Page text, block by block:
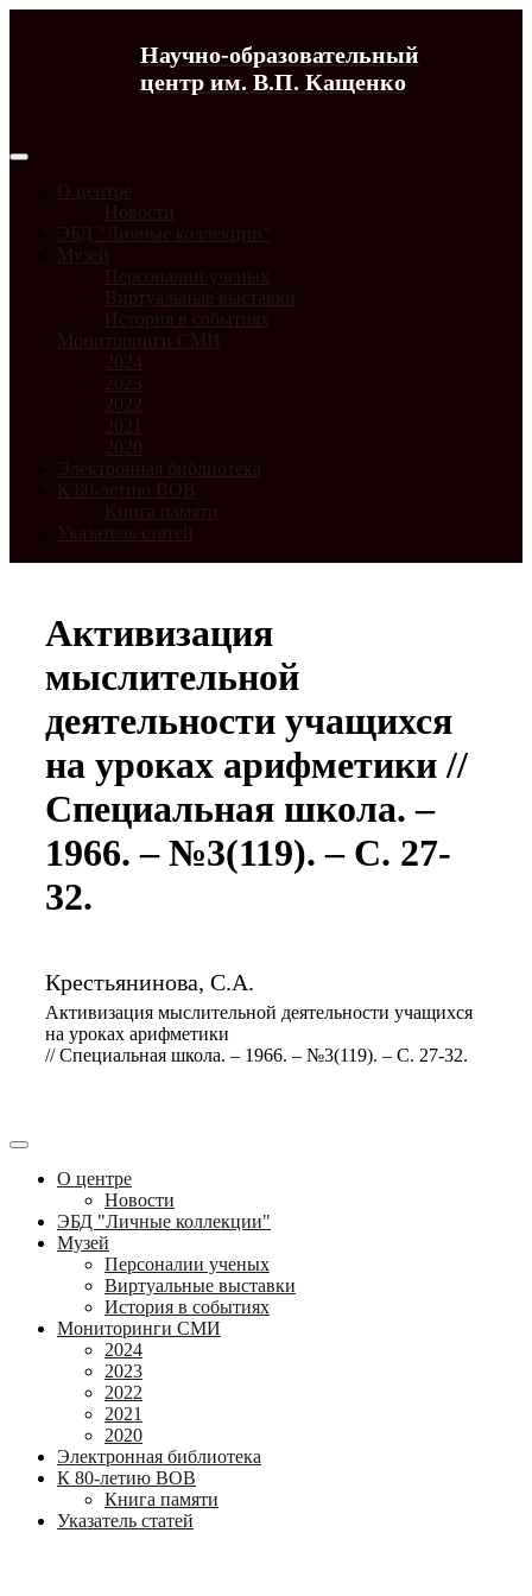
Научно-образовательный
центр им. В.П. Кащенко
О центре
Новости
ЭБД "Личные коллекции"
Музей
Персоналии ученых
Виртуальные выставки
История в событиях
Мониторинги СМИ
2024
2023
2022
2021
2020
Электронная библиотека
К 80-летию ВОВ
Книга памяти
Указатель статей
Активизация
мыслительной
деятельности учащихся
на уроках арифметики //
Специальная школа. –
1966. – №3(119). – С. 27-
32.
Крестьянинова, С.А.
Активизация мыслительной деятельности учащихся
на уроках арифметики
// Специальная школа. – 1966. – №3(119). – С. 27-32.
О центре
Новости
ЭБД "Личные коллекции"
Музей
Персоналии ученых
Виртуальные выставки
История в событиях
Мониторинги СМИ
2024
2023
2022
2021
2020
Электронная библиотека
К 80-летию ВОВ
Книга памяти
Указатель статей